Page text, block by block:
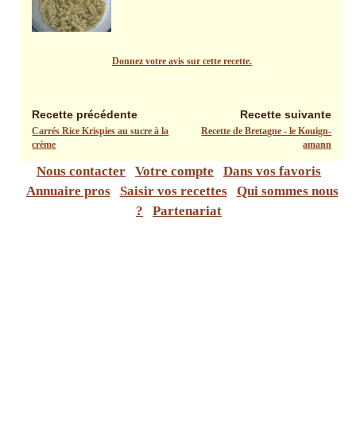
Donnez votre avis sur cette recette.
Recette précédente Recette suivante
Carrés Rice Krispies au sucre à la
crème
Recette de Bretagne - le Kouign-
amann
Nous contacter Votre compte
Dans vos favoris
Annuaire pros
Saisir vos recettes
Qui sommes nous
?
Partenariat